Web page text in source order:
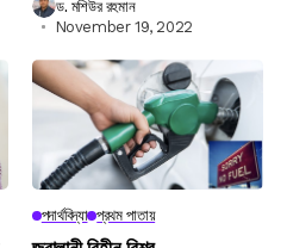
ড. মশিউর রহমান
November 19, 2022
পদার্থবিদ্যা প্রথম পাতায়